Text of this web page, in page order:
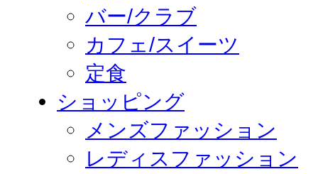
バー/クラブ
カフェ/スイーツ
定食
ショッピング
メンズファッション
レディスファッション